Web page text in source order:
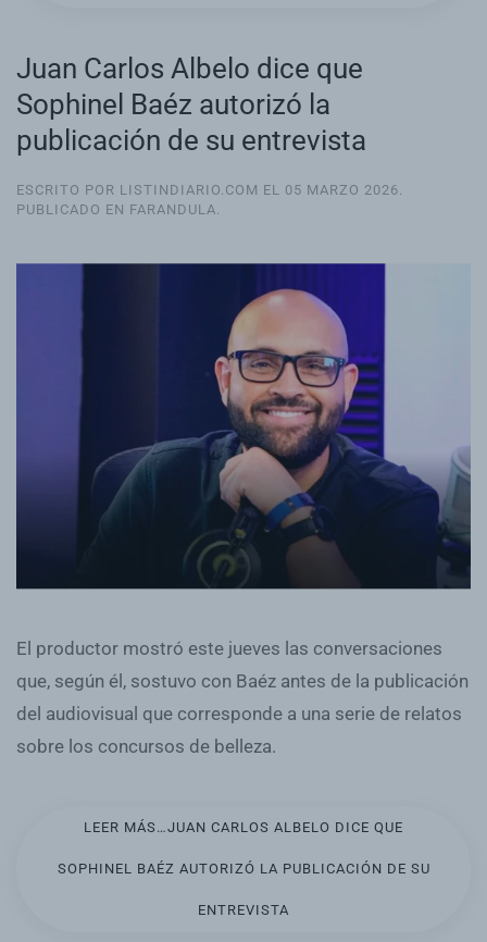
Juan Carlos Albelo dice que
Sophinel Baéz autorizó la
publicación de su entrevista
ESCRITO POR LISTINDIARIO.COM EL 05 MARZO 2026.
PUBLICADO EN FARANDULA.
El productor mostró este jueves las conversaciones
que, según él, sostuvo con Baéz antes de la publicación
del audiovisual que corresponde a una serie de relatos
sobre los concursos de belleza.
LEER MÁS…JUAN CARLOS ALBELO DICE QUE
SOPHINEL BAÉZ AUTORIZÓ LA PUBLICACIÓN DE SU
ENTREVISTA